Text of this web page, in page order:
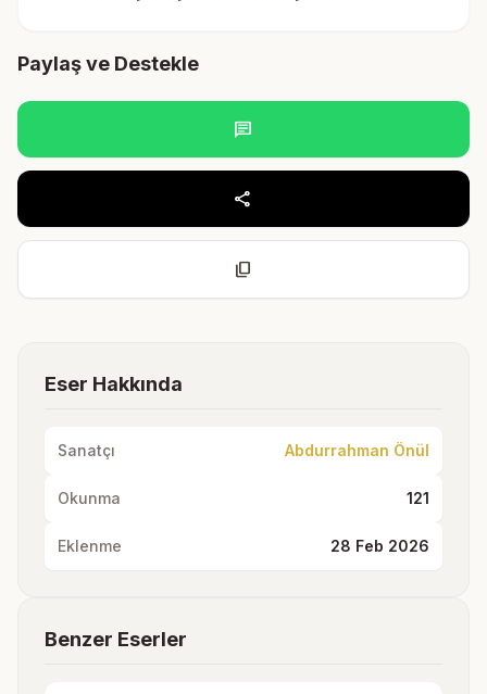
Paylaş ve Destekle
chat
share
content_copy
Eser Hakkında
Sanatçı Abdurrahman Önül
Okunma 121
Eklenme 28 Feb 2026
Benzer Eserler